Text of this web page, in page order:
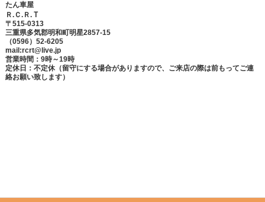
たん車屋
Ｒ.Ｃ.Ｒ.Ｔ
〒515-0313
三重県多気郡明和町明星2857-15
（0596）52-6205
mail:rcrt@live.jp
営業時間：9時～19時
定休日：不定休（留守にする場合がありますので、ご来店の際は前もってご連
絡お願い致します）